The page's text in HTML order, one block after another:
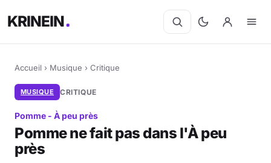
KRINEIN
Accueil › Musique › Critique
MUSIQUE CRITIQUE
Pomme - À peu près
Pomme ne fait pas dans l'À peu
près